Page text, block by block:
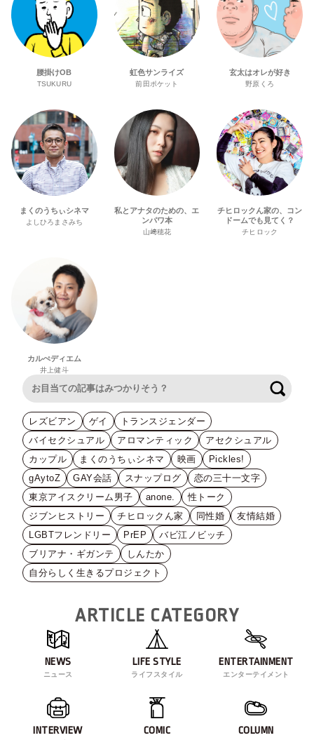
腰掛けOB
TSUKURU
虹色サンライズ
前田ポケット
玄太はオレが好き
野原くろ
まくのうちぃシネマ
よしひろまさみち
私とアナタのための、エ
ンパワ本
山﨑穂花
チヒロックん家の、コン
ドームでも見てく？
チヒロック
カルぺディエム
井上健斗
レズビアン ゲイ
トランスジェンダー
バイセクシュアル
アロマンティック
アセクシュアル
カップル
まくのうちぃシネマ 映画
Pickles!
gAytoZ
GAY会話 スナップログ
恋の三十一文字
東京アイスクリーム男子
anone.
性トーク
ジブンヒストリー
チヒロックん家 同性婚
友情結婚
LGBTフレンドリー
PrEP
バビ江ノビッチ
ブリアナ・ギガンテ
しんたか
自分らしく生きるプロジェクト
ARTICLE CATEGORY
NEWS
ニュース
LIFE STYLE
ライフスタイル
ENTERTAINMENT
エンターテイメント
INTERVIEW COMIC COLUMN